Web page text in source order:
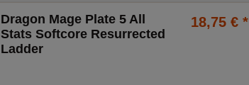
Dragon Mage Plate 5 All
Stats Softcore Resurrected
Ladder
18,75 € *